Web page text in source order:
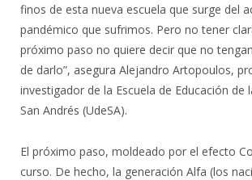
finos de esta nueva escuela que surge del
pandémico que sufrimos. Pero no tener
próximo paso no quiere decir que no
de darlo”, asegura Alejandro Artopoulos,
investigador de la Escuela de Educación de
San Andrés (UdeSA).
El próximo paso, moldeado por el efecto
curso.​ De hecho, la generación Alfa (los